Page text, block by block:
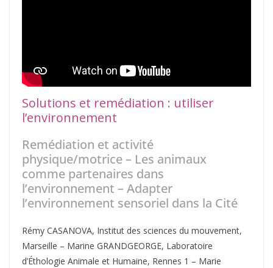
Solutions et remédiation : utiliser
l’environnement
Remédiation et activité
physique/motrice – Les animaux
comme partenaires dans
l’environnement – Adapter
l’environnement sensoriel dans la Cité
Rémy CASANOVA, Institut des sciences du mouvement,
Marseille – Marine GRANDGEORGE, Laboratoire
d’Éthologie Animale et Humaine, Rennes 1 – Marie